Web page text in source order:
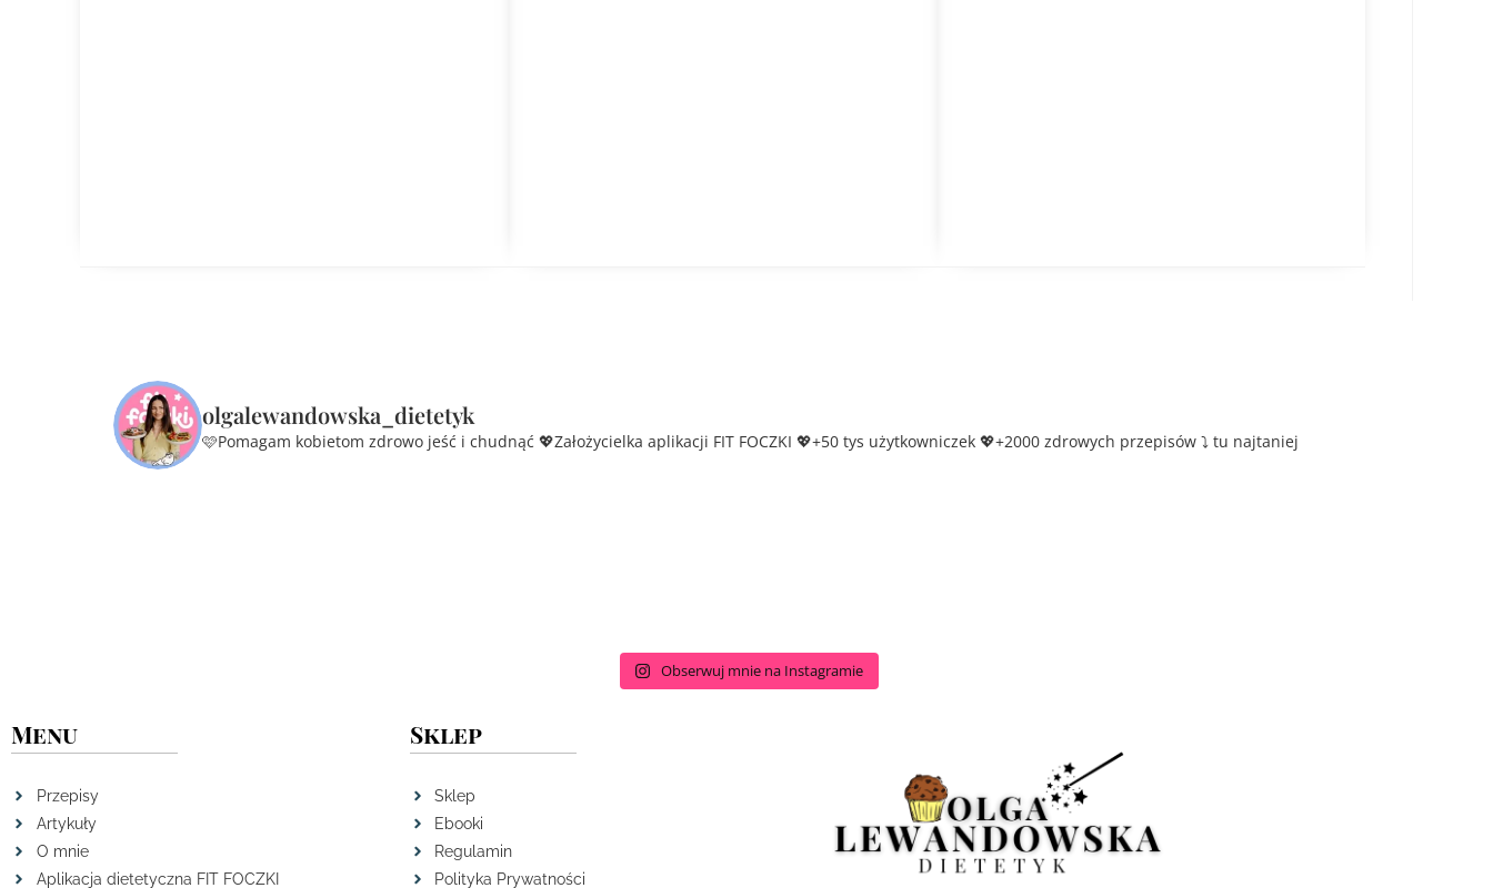
olgalewandowska_dietetyk
🩷Pomagam kobietom zdrowo jeść i chudnąć 💖Założycielka aplikacji FIT FOCZKI 💖+50 tys użytkowniczek 💖+2000 zdrowych przepisów ⤵️ tu najtaniej
Obserwuj mnie na Instagramie
Menu
Przepisy
Artykuły
O mnie
Aplikacja dietetyczna FIT FOCZKI
Sklep
Sklep
Ebooki
Regulamin
Polityka Prywatności